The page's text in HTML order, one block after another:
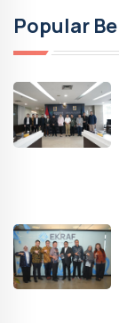
Popular